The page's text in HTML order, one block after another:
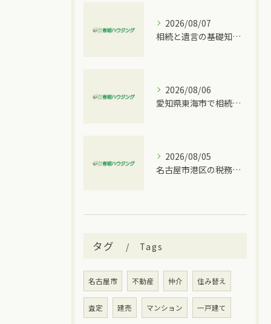
2026/08/07
相続と遺言の基礎知識を大府市の実情に合わせて分かりやすく解説
2026/08/06
愛知県東海市で相続トラブルが発生した時に取るべき具体的な手順と窓口比較
2026/08/05
名古屋市港区の税務情報と相続税の相談先を一度に分かりやすく整理
タグ Tags
名古屋市 不動産 仲介 住み替え
査定 建売 マンション 一戸建て